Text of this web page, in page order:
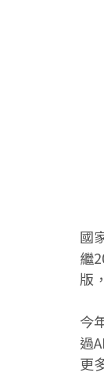
國
繼
版
今
過
更